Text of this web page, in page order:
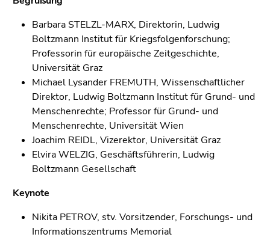
Barbara STELZL-MARX, Direktorin, Ludwig
Boltzmann Institut für Kriegsfolgenforschung;
Professorin für europäische Zeitgeschichte,
Universität Graz
Michael Lysander FREMUTH, Wissenschaftlicher
Direktor, Ludwig Boltzmann Institut für Grund- und
Menschenrechte; Professor für Grund- und
Menschenrechte, Universität Wien
Joachim REIDL, Vizerektor, Universität Graz
Elvira WELZIG, Geschäftsführerin, Ludwig
Boltzmann Gesellschaft
Keynote
Nikita PETROV, stv. Vorsitzender, Forschungs- und
Informationszentrums Memorial